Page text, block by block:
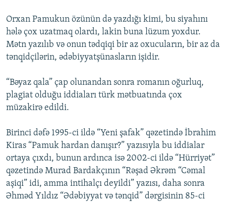
Orxan Pamukun özünün də yazdığı kimi, bu siyahını
hələ çox uzatmaq olardı, lakin buna lüzum yoxdur.
Mətn yazılıb və onun tədqiqi bir az oxucuların, bir az da
tənqidçilərin, ədəbiyyatşünasların işidir.
“Bəyaz qala” çap olunandan sonra romanın oğurluq,
plagiat olduğu iddiaları türk mətbuatında çox
müzakirə edildi.
Birinci dəfə 1995-ci ildə “Yeni şafak” qəzetində İbrahim
Kiras “Pamuk hardan danışır?” yazısıyla bu iddialar
ortaya çıxdı, bunun ardınca isə 2002-ci ildə “Hürriyət”
qəzetində Murad Bardakçının “Rəşad Əkrəm “Cəmal
aşiqi” idi, amma intihalçı deyildi” yazısı, daha sonra
Əhməd Yıldız “Ədəbiyyat və tənqid” dərgisinin 85-ci